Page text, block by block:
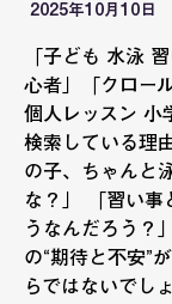
2025年10月10日
「子ども 水泳
心者」「クロー
個人レッスン 小
検索している理
の子、ちゃんと
な？」 「習い
うなんだろう？
の“期待と不安”
らではないでし